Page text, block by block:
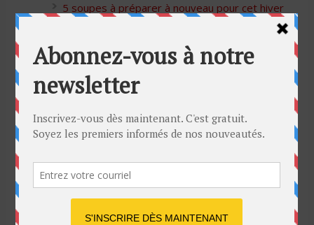
5 soupes à préparer à nouveau pour cet hiver
5 idées cadeaux Moulinex pour votre mère
pour l’Action de Grâce
Blague de café: Une femme infidèle trompe
son mari
Listes des Sites de Rencontre